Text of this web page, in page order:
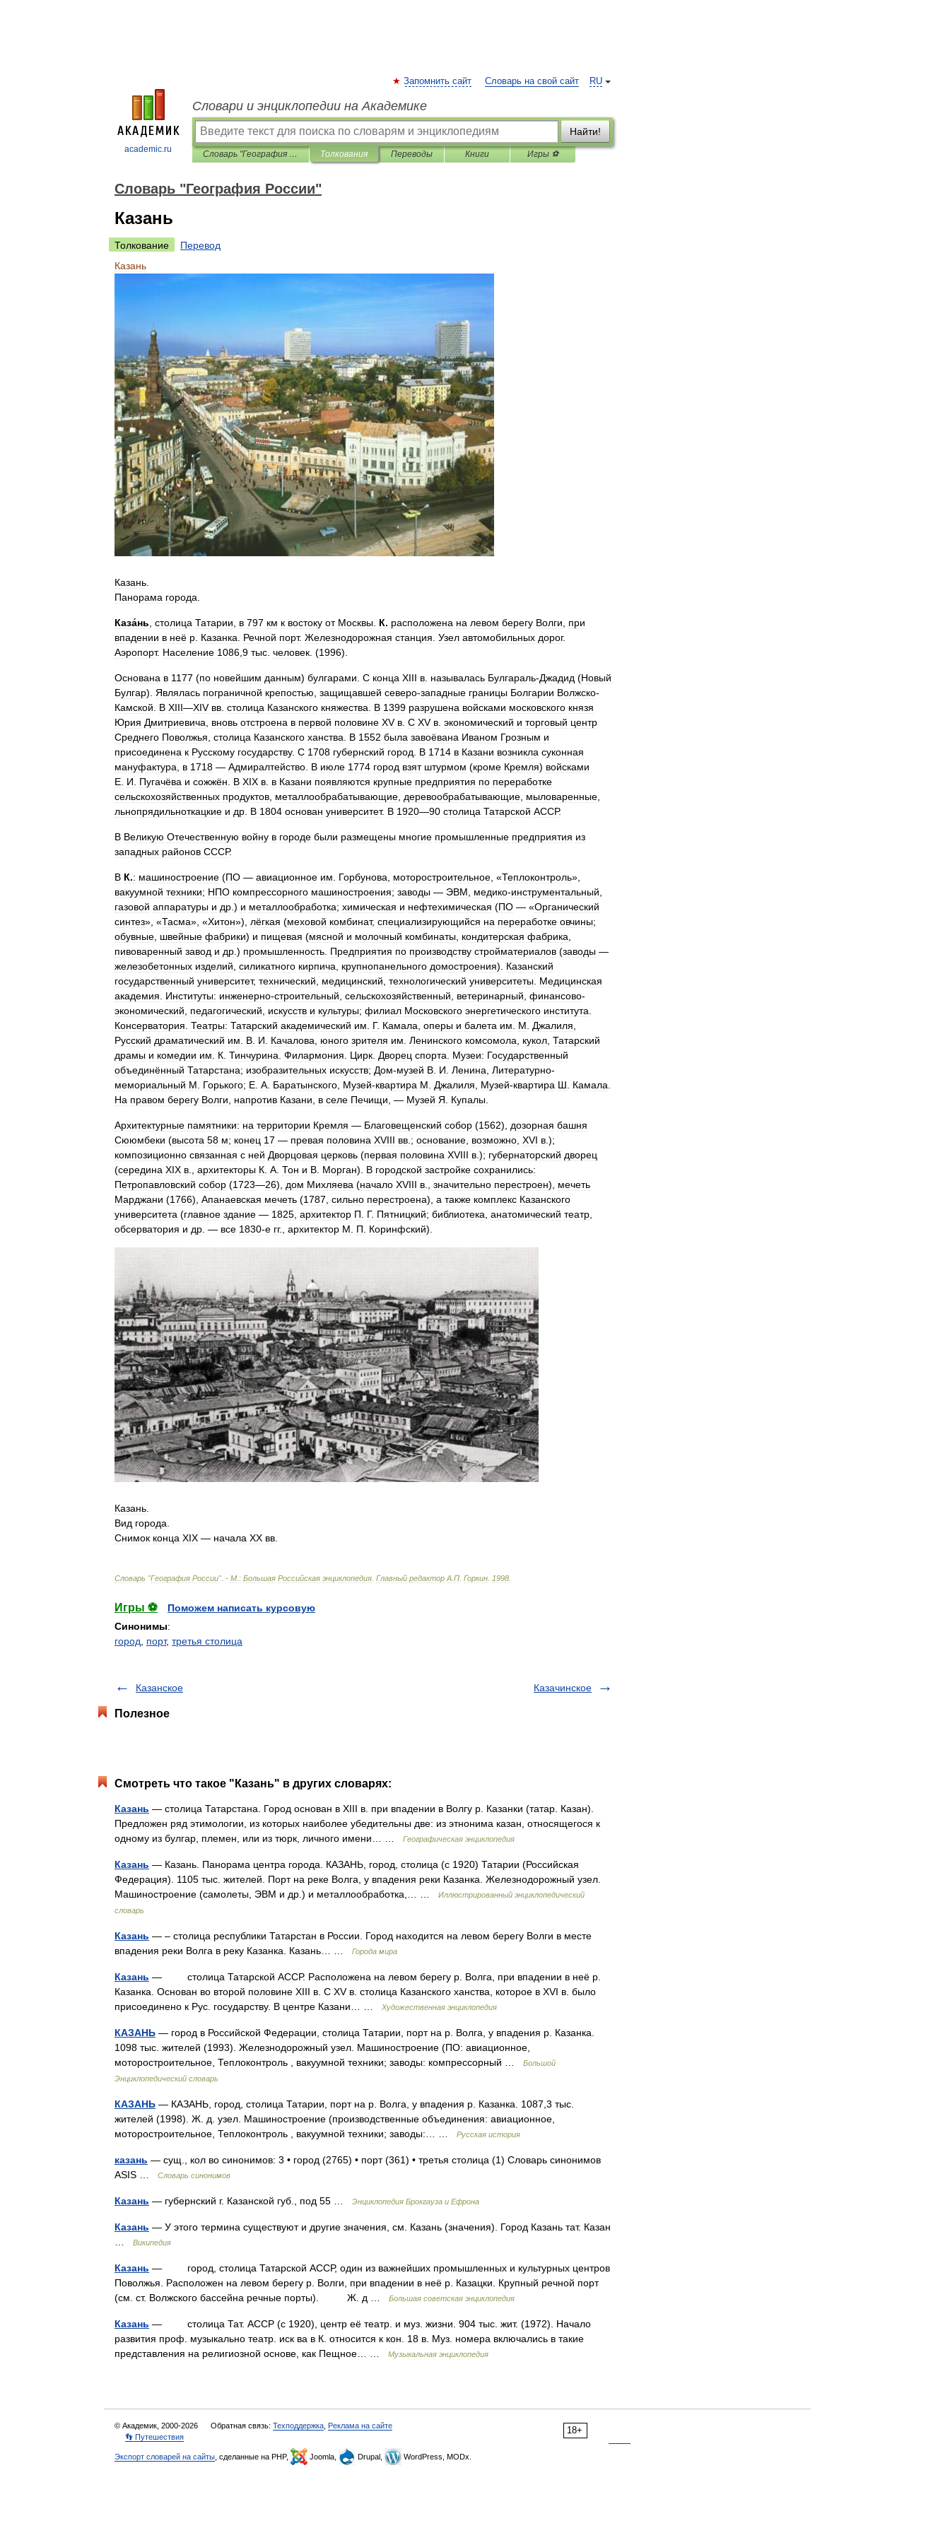
academic.ru
RU
Запомнить сайт Словарь на свой сайт
Словари и энциклопедии на Академике
Найти!
Словарь "География России" Толкования Переводы Книги Игры ⚽
Словарь "География России"
Казань
Толкование
Перевод
Казань
Казань
Панорама города
Каза́нь столица Татарии в 797 км к востоку от Москвы К. расположена на левом берегу Волги
при
впадении в неё р Казанка Речной порт. Железнодорожная станция Узел автомобильных дорог.
Аэропорт. Население 1086 9 тыс человек . (1996).
Основана в 1177 (по новейшим данным) булгарами С конца XIII в называлась Булгараль-Джадид (Новый
Булгар). Являлась пограничной крепостью защищавшей северо-западные границы Болгарии Волжско-
Камской
В XIII—XIV вв столица Казанского княжества В 1399 разрушена войсками московского князя
Юрия Дмитриевича вновь отстроена в первой половине XV в С XV в экономический и торговый центр
Среднего Поволжья столица Казанского ханства В 1552 была завоёвана Иваном Грозным и
присоединена к Русскому государству. С 1708 губернский город В 1714 в Казани возникла суконная
мануфактура
в 1718 — Адмиралтейство В июле 1774 город взят штурмом (кроме Кремля) войсками
Е И Пугачёва и сожжён В XIX в в Казани появляются крупные предприятия по переработке
сельскохозяйственных продуктов металлообрабатывающие деревообрабатывающие мыловаренные
льнопрядильноткацкие и др В 1804 основан университет. В 1920—90 столица Татарской АССР.
В Великую Отечественную войну в городе были размещены многие промышленные предприятия из
западных районов СССР.
В К.: машиностроение (ПО — авиационное им Горбунова моторостроительное , «Теплоконтроль»,
вакуумной техники; НПО компрессорного машиностроения; заводы — ЭВМ медико-инструментальный
газовой аппаратуры и др .) и металлообработка; химическая и нефтехимическая (ПО — «Органический
синтез», «Тасма», «Хитон»), лёгкая (меховой комбинат, специализирующийся на переработке овчины;
обувные швейные фабрики) и пищевая (мясной и молочный комбинаты кондитерская фабрика
пивоваренный завод и др .) промышленность Предприятия по производству стройматериалов (заводы —
железобетонных изделий силикатного кирпича крупнопанельного домостроения). Казанский
государственный университет, технический медицинский технологический университеты Медицинская
академия
Институты: инженерно-строительный сельскохозяйственный ветеринарный финансово-
экономический
педагогический искусств и культуры; филиал Московского энергетического института
Консерватория Театры: Татарский академический им Г. Камала оперы и балета им М Джалиля
Русский драматический им В И Качалова юного зрителя им Ленинского комсомола кукол Татарский
драмы и комедии им К Тинчурина Филармония Цирк Дворец спорта Музеи: Государственный
объединённый Татарстана; изобразительных искусств; Дом-музей В И Ленина Литературно-
мемориальный М Горького; Е А Баратынского Музей-квартира М Джалиля Музей-квартира Ш Камала
На правом берегу Волги напротив Казани в селе Печищи , — Музей Я Купалы
Архитектурные памятники: на территории Кремля — Благовещенский собор (1562), дозорная башня
Сююмбеки (высота 58 м; конец 17 — превая половина XVIII вв .; основание возможно XVI в .);
композиционно связанная с ней Дворцовая церковь (первая половина XVIII в .); губернаторский дворец
(середина XIX в архитекторы К А Тон и В Морган). В городской застройке сохранились:
Петропавловский собор (1723—26), дом Михляева (начало XVIII в значительно перестроен), мечеть
Марджани (1766), Апанаевская мечеть (1787 сильно перестроена), а также комплекс Казанского
университета (главное здание — 1825 архитектор П Г. Пятницкий; библиотека анатомический театр
обсерватория и др . — все 1830-е гг., архитектор М П Коринфский).
Казань
Вид города
Снимок конца XIX — начала XX вв
Словарь "География России". - М : Большая Российская энциклопедия Главный редактор А П Горкин 1998
Игры ⚽
Поможем написать курсовую
Синонимы:
город
порт, третья столица
Казанское Казачинское
Полезное
Смотреть что такое "Казань" в других словарях:
Казань — столица Татарстана. Город основан в XIII в. при впадении в Волгу р. Казанки (татар. Казан).
Предложен ряд этимологии, из которых наиболее убедительны две: из этнонима казан, относящегося к
одному из булгар, племен, или из тюрк, личного имени… …
Географическая энциклопедия
Казань — Казань. Панорама центра города. КАЗАНЬ, город, столица (с 1920) Татарии (Российская
Федерация). 1105 тыс. жителей. Порт на реке Волга, у впадения реки Казанка. Железнодорожный узел.
Машиностроение (самолеты, ЭВМ и др.) и металлообработка,… …
Иллюстрированный энциклопедический
словарь
Казань — – столица республики Татарстан в России. Город находится на левом берегу Волги в месте
впадения реки Волга в реку Казанка. Казань… …
Города мира
Казань — столица Татарской АССР. Расположена на левом берегу р. Волга, при впадении в неё р.
Казанка. Основан во второй половине XIII в. С XV в. столица Казанского ханства, которое в XVI в. было
присоединено к Рус. государству. В центре Казани… …
Художественная энциклопедия
КАЗАНЬ — город в Российской Федерации, столица Татарии, порт на р. Волга, у впадения р. Казанка.
1098 тыс. жителей (1993). Железнодорожный узел. Машиностроение (ПО: авиационное,
моторостроительное, Теплоконтроль , вакуумной техники; заводы: компрессорный …
Большой
Энциклопедический словарь
КАЗАНЬ — КАЗАНЬ, город, столица Татарии, порт на р. Волга, у впадения р. Казанка. 1087,3 тыс.
жителей (1998). Ж. д. узел. Машиностроение (производственные объединения: авиационное,
моторостроительное, Теплоконтроль , вакуумной техники; заводы:… …
Русская история
казань — сущ., кол во синонимов: 3 • город (2765) • порт (361) • третья столица (1) Словарь синонимов
ASIS …
Словарь синонимов
Казань — губернский г. Казанской губ., под 55 … Энциклопедия Брокгауза и Ефрона
Казань — У этого термина существуют и другие значения, см. Казань (значения). Город Казань тат. Казан
Википедия
Казань — город, столица Татарской АССР, один из важнейших промышленных и культурных центров
Поволжья. Расположен на левом берегу р. Волги, при впадении в неё р. Казацки. Крупный речной порт
(см. ст. Волжского бассейна речные порты). Ж. д …
Большая советская энциклопедия
Казань — столица Тат. АССР (с 1920), центр её театр. и муз. жизни. 904 тыс. жит. (1972). Начало
развития проф. музыкально театр. иск ва в К. относится к кон. 18 в. Муз. номера включались в такие
представления на религиозной основе, как Пещное… …
Музыкальная энциклопедия
18+
© Академик, 2000-2026 Обратная связь: Техподдержка Реклама на сайте
👣 Путешествия
Экспорт словарей на сайты , сделанные на PHP, Joomla, Drupal, WordPress, MODx.